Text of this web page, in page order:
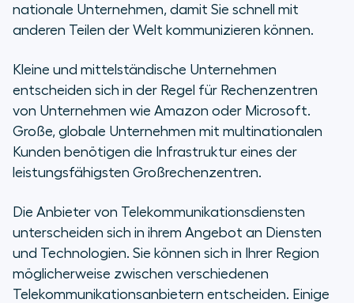
nationale Unternehmen, damit Sie schnell mit
anderen Teilen der Welt kommunizieren können.
Kleine und mittelständische Unternehmen
entscheiden sich in der Regel für Rechenzentren
von Unternehmen wie Amazon oder Microsoft.
Große, globale Unternehmen mit multinationalen
Kunden benötigen die Infrastruktur eines der
leistungsfähigsten Großrechenzentren.
Die Anbieter von Telekommunikationsdiensten
unterscheiden sich in ihrem Angebot an Diensten
und Technologien. Sie können sich in Ihrer Region
möglicherweise zwischen verschiedenen
Telekommunikationsanbietern entscheiden. Einige